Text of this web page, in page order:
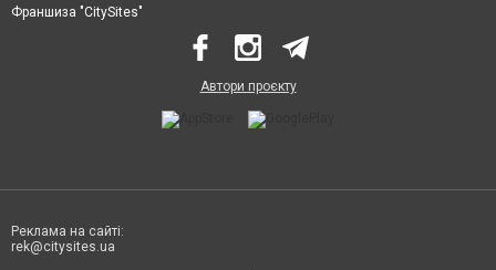
Франшиза "CitySites"
Автори проєкту
Реклама на сайті:
rek@citysites.ua